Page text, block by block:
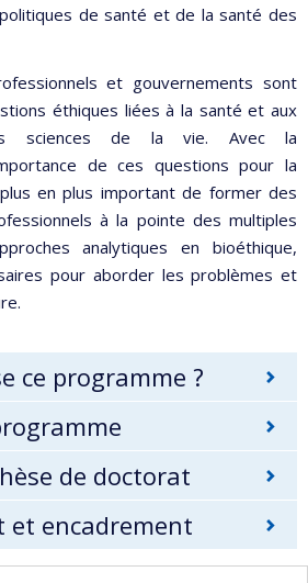
de santé et de la santé des
et gouvernements sont
éthiques liées à la santé et aux
sciences de la vie. Avec la
de ces questions pour la
en plus important de former des
à la pointe des multiples
analytiques en bioéthique,
pour aborder les problèmes et
ce programme ?
de doctorat
et encadrement